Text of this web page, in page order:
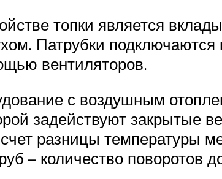
топки является
Патрубки подключаются
вентиляторов.
с воздушным
задействуют закрытые
разницы температуры
– количество